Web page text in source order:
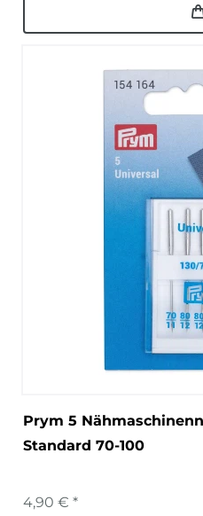
Prym 5
Standard 70-100
4,90 € *